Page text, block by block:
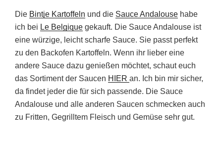
Die Bintje Kartoffeln und die Sauce Andalouse habe
ich bei Le Belgique gekauft. Die Sauce Andalouse ist
eine würzige, leicht scharfe Sauce. Sie passt perfekt
zu den Backofen Kartoffeln. Wenn ihr lieber eine
andere Sauce dazu genießen möchtet, schaut euch
das Sortiment der Saucen HIER an. Ich bin mir sicher,
da findet jeder die für sich passende. Die Sauce
Andalouse und alle anderen Saucen schmecken auch
zu Fritten, Gegrilltem Fleisch und Gemüse sehr gut.